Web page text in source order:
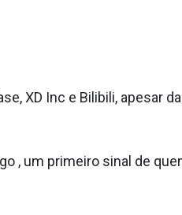
XD Inc e Bilibili, apesar
, um primeiro sinal de